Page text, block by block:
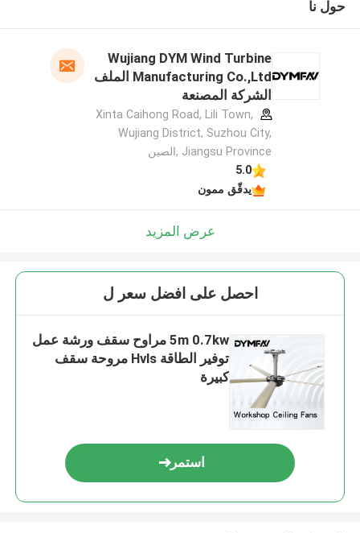
حول نا
Wujiang DYM Wind Turbine
Manufacturing Co.,Ltd الملف
الشركة المصنعة
Xinta Caihong Road, Lili Town,
Wujiang District, Suzhou City,
Jiangsu Province ,الصين
5.0
يدقّق ممون
عرض المزيد
احصل على افضل سعر ل
5m 0.7kw مراوح سقف ورشة عمل
توفير الطاقة Hvls مروحة سقف
كبيرة
استمر